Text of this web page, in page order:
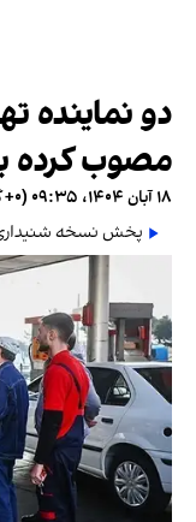
دو نماینده
مصوب کرده
۱۸ آبان ۱۴۰۴، ۰۹:۳۵ (‎+۰ گرینویچ)
پخش نسخه